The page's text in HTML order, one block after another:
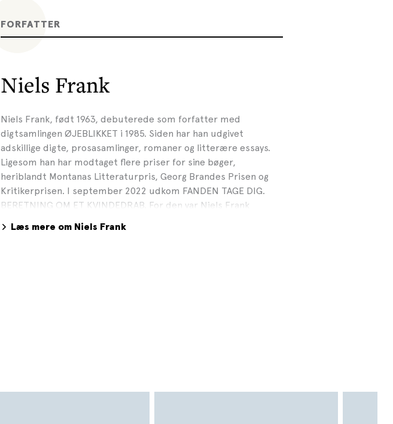
FORFATTER
Niels Frank
Niels Frank, født 1963, debuterede som forfatter med
digtsamlingen ØJEBLIKKET i 1985. Siden har han udgivet
adskillige digte, prosasamlinger, romaner og litterære essays.
Ligesom han har modtaget flere priser for sine bøger,
heriblandt Montanas Litteraturpris, Georg Brandes Prisen og
Kritikerprisen. I september 2022 udkom FANDEN TAGE DIG.
BERETNING OM ET KVINDEDRAB. For den var Niels Frank
Litteraturpris 2023. I januar 2025 fulgte DET SLUTTER HER.
Læs mere om Niels Frank